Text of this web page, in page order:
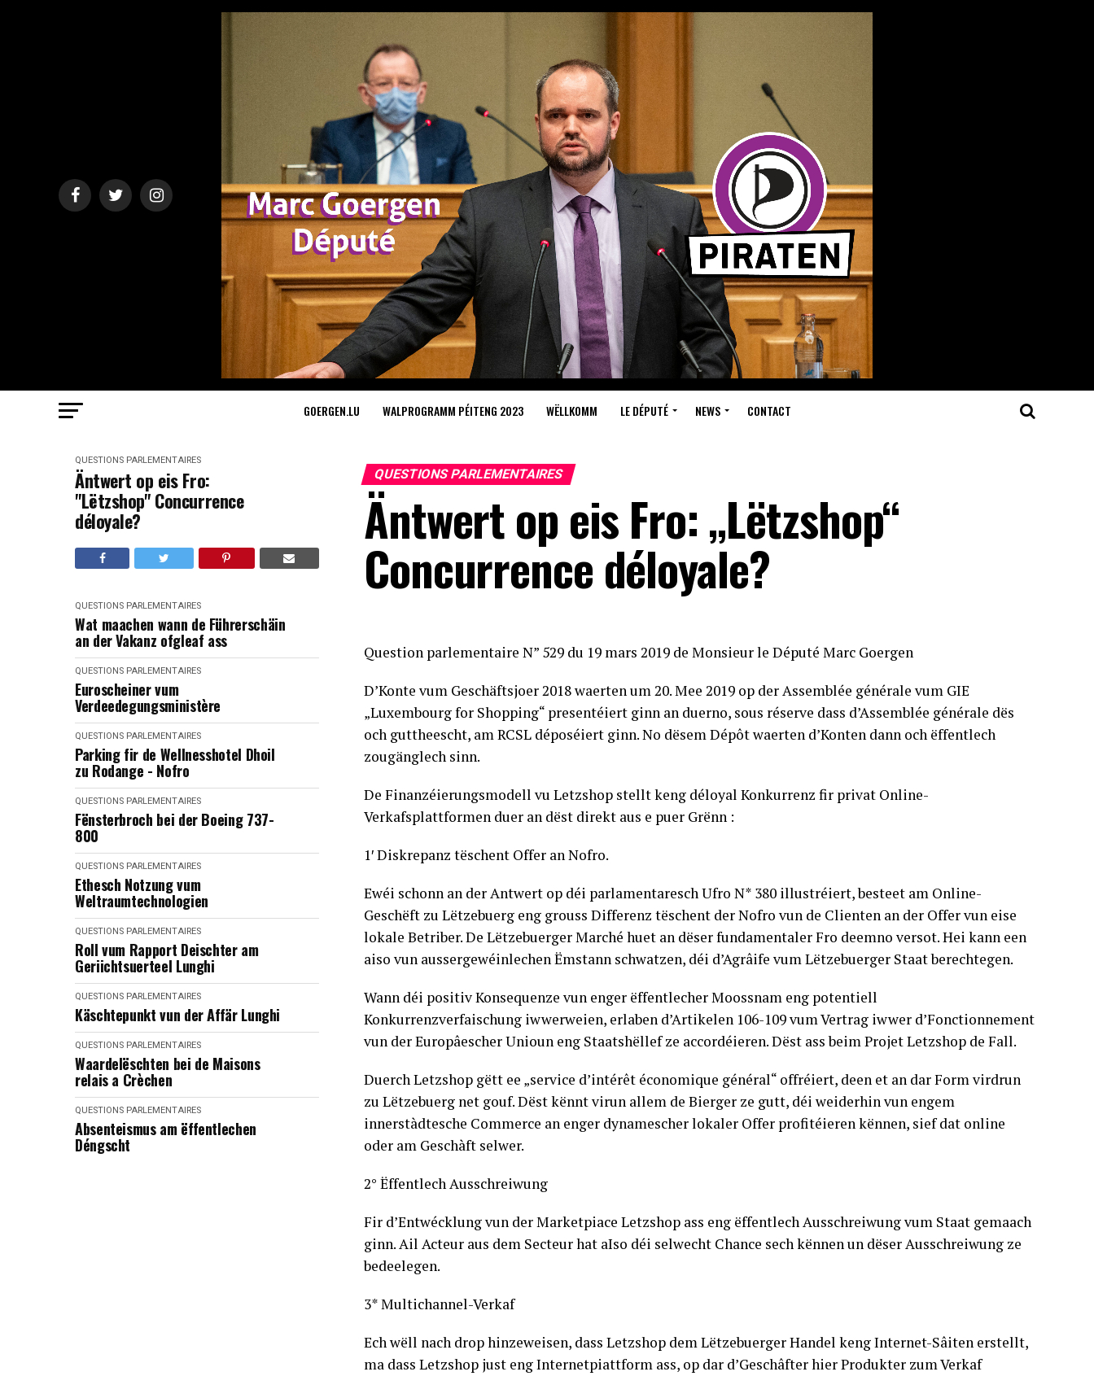
GOERGEN.LU WALPROGRAMM PÉITENG 2023 WËLLKOMM LE DÉPUTÉ NEWS CONTACT
QUESTIONS PARLEMENTAIRES
Äntwert op eis Fro:
"Lëtzshop" Concurrence
déloyale?
QUESTIONS PARLEMENTAIRES
Wat maachen wann de Führerschäin
an der Vakanz ofgleaf ass
QUESTIONS PARLEMENTAIRES
Euroscheiner vum
Verdeedegungsministère
QUESTIONS PARLEMENTAIRES
Parking fir de Wellnesshotel Dhoil
zu Rodange - Nofro
QUESTIONS PARLEMENTAIRES
Fënsterbroch bei der Boeing 737-
800
QUESTIONS PARLEMENTAIRES
Ethesch Notzung vum
Weltraumtechnologien
QUESTIONS PARLEMENTAIRES
Roll vum Rapport Deischter am
Geriichtsuerteel Lunghi
QUESTIONS PARLEMENTAIRES
Käschtepunkt vun der Affär Lunghi
QUESTIONS PARLEMENTAIRES
Waardelëschten bei de Maisons
relais a Crèchen
QUESTIONS PARLEMENTAIRES
Absenteismus am ëffentlechen
Déngscht
QUESTIONS PARLEMENTAIRES
Äntwert op eis Fro: „Lëtzshop“
Concurrence déloyale?
Question parlementaire N” 529 du 19 mars 2019 de Monsieur le Député Marc Goergen
D’Konte vum Geschäftsjoer 2018 waerten um 20. Mee 2019 op der Assemblée générale vum GIE
„Luxembourg for Shopping“ presentéiert ginn an duerno, sous réserve dass d’Assemblée générale dës
och guttheescht, am RCSL déposéiert ginn. No dësem Dépôt waerten d’Konten dann och ëffentlech
zougänglech sinn.
De Finanzéierungsmodell vu Letzshop stellt keng déloyal Konkurrenz fir privat Online-
Verkafsplattformen duer an dëst direkt aus e puer Grënn :
1′ Diskrepanz tëschent Offer an Nofro.
Ewéi schonn an der Antwert op déi parlamentaresch Ufro N* 380 illustréiert, besteet am Online-
Geschëft zu Lëtzebuerg eng grouss Differenz tëschent der Nofro vun de Clienten an der Offer vun eise
lokale Betriber. De Lëtzebuerger Marché huet an dëser fundamentaler Fro deemno versot. Hei kann een
aiso vun aussergewéinlechen Ëmstann schwatzen, déi d’Agrâife vum Lëtzebuerger Staat berechtegen.
Wann déi positiv Konsequenze vun enger ëffentlecher Moossnam eng potentiell
Konkurrenzverfaischung iwwerweien, erlaben d’Artikelen 106-109 vum Vertrag iwwer d’Fonctionnement
vun der Europâescher Unioun eng Staatshëllef ze accordéieren. Dëst ass beim Projet Letzshop de Fall.
Duerch Letzshop gëtt ee „service d’intérêt économique général“ offréiert, deen et an dar Form virdrun
zu Lëtzebuerg net gouf. Dëst kënnt virun allem de Bierger ze gutt, déi weiderhin vun engem
innerstàdtesche Commerce an enger dynamescher lokaler Offer profitéieren kënnen, sief dat online
oder am Geschàft selwer.
2° Ëffentlech Ausschreiwung
Fir d’Entwécklung vun der Marketpiace Letzshop ass eng ëffentlech Ausschreiwung vum Staat gemaach
ginn. Ail Acteur aus dem Secteur hat aIso déi selwecht Chance sech kënnen un dëser Ausschreiwung ze
bedeelegen.
3* Multichannel-Verkaf
Ech wëll nach drop hinzeweisen, dass Letzshop dem Lëtzebuerger Handel keng Internet-Sâiten erstellt,
ma dass Letzshop just eng Internetpiattform ass, op dar d’Geschâfter hier Produkter zum Verkaf